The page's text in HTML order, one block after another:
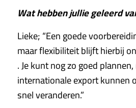
Wat hebben jullie geleerd
Lieke; “Een goede
maar flexibiliteit blijft hierbij
. Je kunt nog zo goed
internationale export kunnen
snel veranderen.”